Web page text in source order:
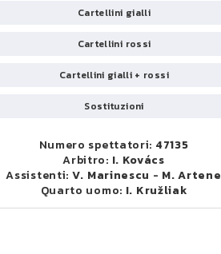
Cartellini gialli
Cartellini rossi
Cartellini gialli + rossi
Sostituzioni
Numero spettatori: 47135
Arbitro: I. Kovács
Assistenti: V. Marinescu - M. Artene
Quarto uomo: I. Kružliak